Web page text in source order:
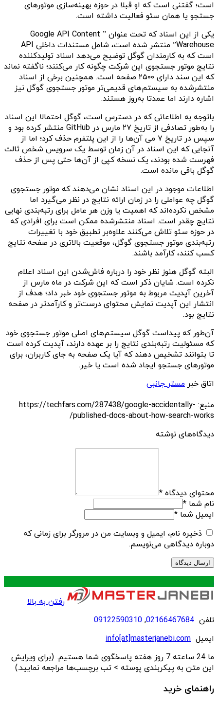
است؛ گفتنی است که او قبلا در حوزه بهینه‌سازی موتورهای
جستجو یا همان سئو فعالیت داشته است.
یکی از این اسناد که تحت عنوان ” Google API Content
Warehouse” منتشر شده است، شامل مستندات داخلی API
است که به کارمندان گوگل توضیح می‌دهد اسناد تولیدکننده
نتایج موتور جستجوی این شرکت چگونه کار می‌کنند؛ ناگفته نماند
که این سند دارای ۲۵۰۰ صفحه است. همچنین برخی از اسناد
منتشرشده به سیستم‌های قدیمی‌تر موتور جستجوی گوگل نیز
اشاره دارند اما عمدتا به‌روز هستند.
باتوجه به اطلاعاتی که در دسترس است، گوگل احتمالا این اسناد
را به‌طور تصادفی از تاریخ ۲۷ مارس در GitHub منتشر کرده بود و
سپس در تاریخ ۷ می آن‌ها را از این پلتفرم حذف کرد؛ اما از
آنجایی که این اسناد در آن زمان توسط یک سرویس شخص ثالث
فهرست شده بودند، یک نسخه کپی از آن‌ها حتی پس از حذف
گوگل باقی مانده است.
اطلاعات موجود در این اسناد نشان می‌دهند که موتور جستجوی
گوگل چه عواملی را در زمان ارائه نتایج در نظر می‌گیرد اما
مشخص نکرده‌اند که اهمیت یا وزن هر عامل برای رتبه‌بندی نهایی
نتایج چقدر است. اسناد منتشرشده ممکن است برای افرادی که
در حوزه سئو تلاش می‌کنند علاوه‌بر تطبیق خود با تغییرات
رتبه‌بندی موتور جستجوی گوگل، موقعیت بالاتری در صفحه نتایج
کسب کنند، کارآمد باشند.
البته گوگل هنوز نظر خود را درباره فاش‌شدن این اسناد اعلام
نکرده است. شایان ذکر است که این شرکت در ماه مارس از
آخرین آپدیت مربوط به موتور جستجوی خود خبر داد؛ هدف از
انتشار این آپدیت نمایش محتوای درست‌تر و کارآمدتر در صفحه
نتایج بود.
آن‌طور که پیداست گوگل سیستم‌های اصلی موتور جستجوی خود
که مسئولیت رتبه‌بندی نتایج را بر عهده دارند، آپدیت کرده است
تا بتوانند تشخیص دهند که آیا یک صفحه به جای کاربران، برای
موتورهای جستجو ایجاد شده است یا خیر.
اتاق خبر مستر جانبی
منبع: https://techfars.com/287438/google-accidentally-
published-docs-about-how-search-works/
دیدگاه‌های نوشته
محتوای دیدگاه *
نام شما *
ایمیل شما *
ذخیره نام، ایمیل و وبسایت من در مرورگر برای زمانی که
دوباره دیدگاهی می‌نویسم.
.
رفتن به بالا
تلفن 02166467684
,
09122590310
ایمیل info[at]masterjanebi.com
ما 24 ساعته 7 روز هفته پاسخگوی شما هستیم. (برای ویرایش
این متن به پیکربندی پوسته > تب برچسب‌ها مراجعه نمایید.)
راهنمای خرید